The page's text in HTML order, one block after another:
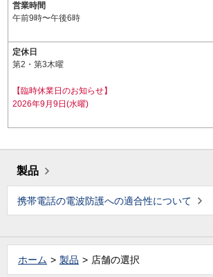
営業時間
午前9時〜午後6時
定休日
第2・第3木曜
【臨時休業日のお知らせ】
2026年9月9日(水曜)
製品
携帯電話の電波防護への適合性について
ホーム 製品 店舗の選択